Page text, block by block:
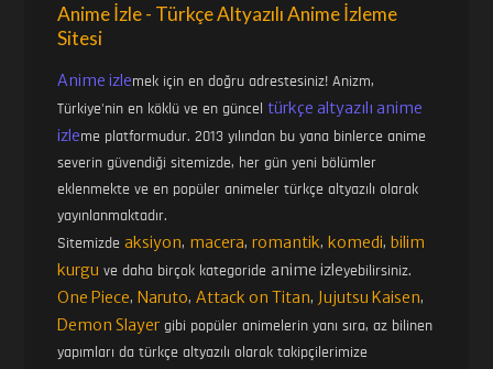
Anime İzle - Türkçe Altyazılı Anime İzleme
Sitesi
Anime izlemek için en doğru adrestesiniz! Anizm,
Türkiye'nin en köklü ve en günceltürkçe altyazılı anime
izleme platformudur. 2013 yılından bu yana binlerce anime
severin güvendiği sitemizde, her gün yeni bölümler
eklenmekte ve en popüler animeler türkçe altyazılı olarak
yayınlanmaktadır.
Sitemizdeaksiyon, macera,romantik, komedi, bilim
kurgu ve daha birçok kategoride anime izleyebilirsiniz.
One Piece, Naruto,Attack on Titan, Jujutsu Kaisen,
Demon Slayer gibi popüler animelerin yanı sıra, az bilinen
yapımları da türkçe altyazılı olarak takipçilerimize